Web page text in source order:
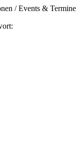
/ Events & Termine